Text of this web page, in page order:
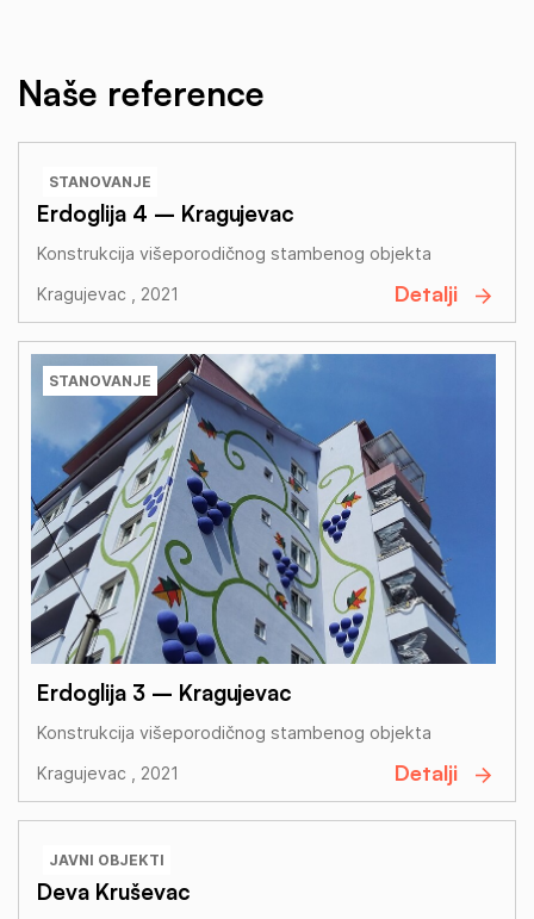
Naše reference
STANOVANJE
Erdoglija 4 – Kragujevac
Konstrukcija višeporodičnog stambenog objekta
Kragujevac , 2021
Detalji
STANOVANJE
Erdoglija 3 – Kragujevac
Konstrukcija višeporodičnog stambenog objekta
Kragujevac , 2021
Detalji
JAVNI OBJEKTI
Deva Kruševac